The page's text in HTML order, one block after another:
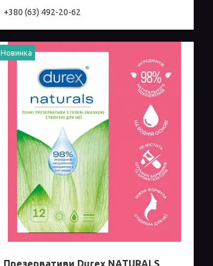
+380 (63) 492-20-62
Новинка
Презервативи Durex NATURALS